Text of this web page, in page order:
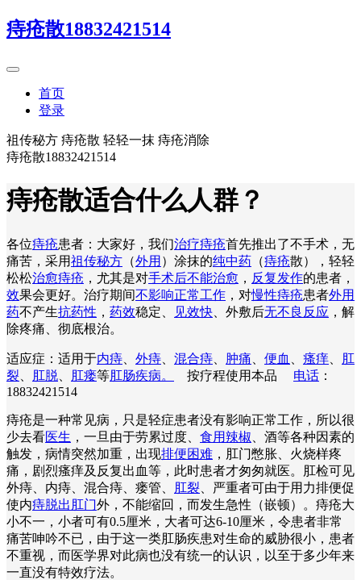
痔疮散18832421514
首页
登录
祖传秘方 痔疮散 轻轻一抹 痔疮消除
痔疮散18832421514
痔疮散适合什么人群？
各位痔疮患者：大家好，我们治疗痔疮首先推出了不手术，无
痛苦，采用祖传秘方 （外用 ）涂抹的纯中药 （痔疮散），轻轻
松松治愈痔疮 ，尤其是对手术后不能治愈 ， 反复发作的患者，
效果会更好。治疗期间不影响正常工作 ，对慢性痔疮患者外用
药不产生抗药性 ， 药效稳定、 见效快 、外敷后无不良反应 ，解
除疼痛、彻底根治。
适应症：适用于内痔 外痔 混合痔 肿痛 便血 瘙痒
肛
裂
肛脱 肛瘘等肛肠疾病。 按疗程使用本品 电话 ：
18832421514
痔疮是一种常见病，只是轻症患者没有影响正常工作，所以很
少去看医生 ，一旦由于劳累过度、 食用辣椒 、酒等各种因素的
触发，病情突然加重，出现排便困难 ，肛门憋胀、火烧样疼
痛，剧烈瘙痒及反复出血等，此时患者才匆匆就医。肛检可见
外痔、内痔、混合痔、瘘管、
肛裂 、严重者可由于用力排便促
使内痔脱出肛门外，不能缩回，而发生急性（嵌顿）。痔疮大
小不一，小者可有0.5厘米，大者可达6-10厘米，令患者非常
痛苦呻吟不已，由于这一类肛肠疾患对生命的威胁很小，患者
不重视，而医学界对此病也没有统一的认识，以至于多少年来
一直没有特效疗法。